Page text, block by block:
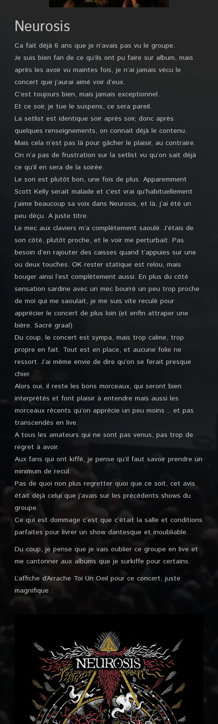
Neurosis
Ca fait déjà 6 ans que je n’avais pas vu le groupe.
Je suis bien fan de ce qu’ils ont pu faire sur album, mais
après les avoir vu maintes fois, je n’ai jamais vécu le
concert que j’aurai aimé voir d’eux.
C’est toujours bien, mais jamais exceptionnel.
Et ce soir, je tue le suspens, ce sera pareil.
La setlist est identique soir après soir, donc après
quelques renseignements, on connait déjà le contenu.
Mais cela n’est pas là pour gâcher le plaisir, au contraire.
On n’a pas de frustration sur la setlist vu qu’on sait déjà
ce qu’il en sera de la soirée.
Le son est plutôt bon, une fois de plus. Apparemment
Scott Kelly serait malade et c’est vrai qu’habituellement
j’aime beaucoup sa voix dans Neurosis, et là, j’ai été un
peu déçu. A juste titre.
Le mec aux claviers m’a complètement saoulé. J’étais de
son côté, plutôt proche, et le voir me perturbait. Pas
besoin d’en rajouter des caisses quand t’appuies sur une
ou deux touches. OK rester statique est relou, mais
bouger ainsi l’est complètement aussi. En plus du côté
sensation sardine avec un mec bourré un peu trop proche
de moi qui me saoulait, je me suis vite reculé pour
apprécier le concert de plus loin (et enfin attraper une
bière. Sacré graal)
Du coup, le concert est sympa, mais trop calme, trop
propre en fait. Tout est en place, et aucune folie ne
ressort. J’ai même envie de dire qu’on se ferait presque
chier.
Alors oui, il reste les bons morceaux, qui seront bien
interprétés et font plaisir à entendre mais aussi les
morceaux récents qu’on apprécie un peu moins .. et pas
transcendés en live.
A tous les amateurs qui ne sont pas venus, pas trop de
regret à avoir.
Aux fans qui ont kiffé, je pense qu’il faut savoir prendre un
minimum de recul.
Pas de quoi non plus regretter quoi que ce soit, cet avis
était déjà celui que j’avais sur les précédents shows du
groupe.
Ce qui est dommage c’est que c’était la salle et conditions
parfaites pour livrer un show dantesque et inoubliable.
Du coup, je pense que je vais oublier ce groupe en live et
me cantonner aux albums que je surkiffe pour certains.
L’affiche d’Arrache Toi Un Oeil pour ce concert, juste
magnifique :